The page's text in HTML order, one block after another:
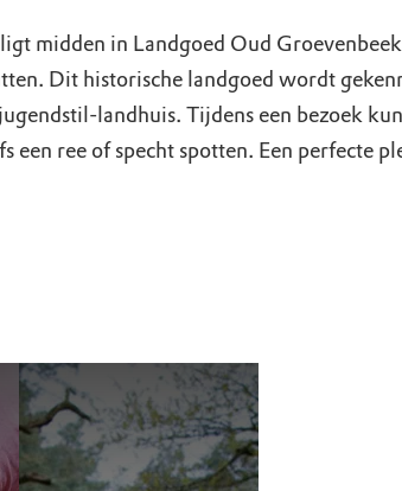
midden in Landgoed Oud
Dit historische landgoed wordt
landhuis. Tijdens een bezoek
een ree of specht spotten. Een perfecte
en ravottenaltijd iets te beleven op